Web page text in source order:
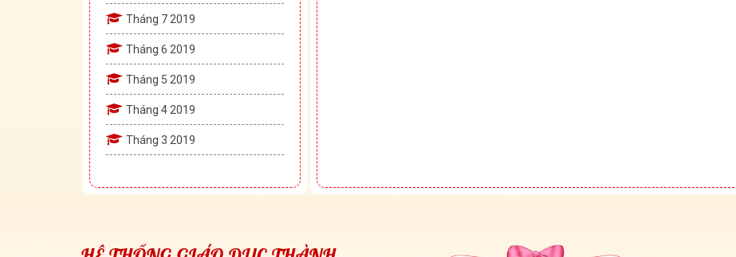
Tháng 7 2019
Tháng 6 2019
Tháng 5 2019
Tháng 4 2019
Tháng 3 2019